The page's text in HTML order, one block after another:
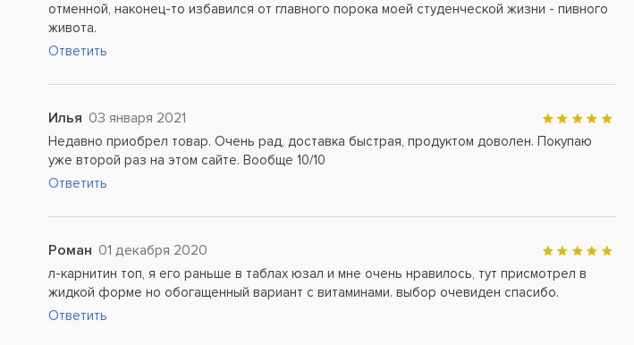
отменной, наконец-то избавился от главного порока моей студенческой жизни - пивного
живота.
Ответить
Илья 03 января 2021
Недавно приобрел товар. Очень рад, доставка быстрая, продуктом доволен. Покупаю
уже второй раз на этом сайте. Вообще 10/10
Ответить
Роман 01 декабря 2020
л-карнитин топ, я его раньше в таблах юзал и мне очень нравилось, тут присмотрел в
жидкой форме но обогащенный вариант с витаминами. выбор очевиден спасибо.
Ответить